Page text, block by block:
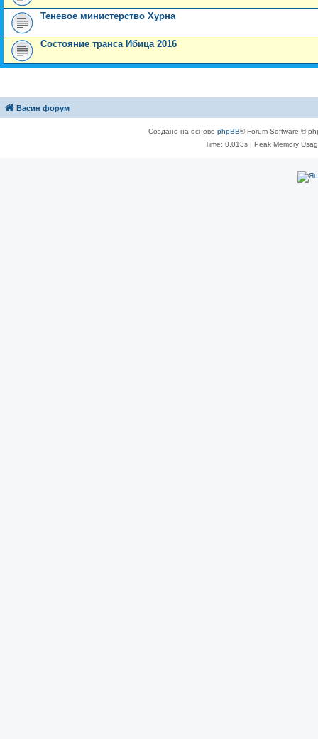
Теневое министерство Хурна
Состояние транса Ибица 2016
Васин форум
Создано на основе phpBB® Forum Software ©
Time: 0.013s| Peak Memory